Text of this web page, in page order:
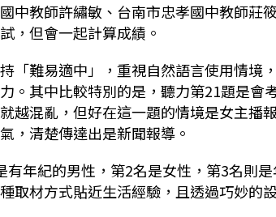
中教師許繡敏、台南市忠孝國中教師莊
，但會一起計算成績。
「難易適中」，重視自然語言使用情境
。其中比較特別的是，聽力第21題是會
越混亂，但好在這一題的情境是女主播
，清楚傳達出是新聞報導。
有年紀的男性，第2名是女性，第3名則
取材方式貼近生活經驗，且透過巧妙的